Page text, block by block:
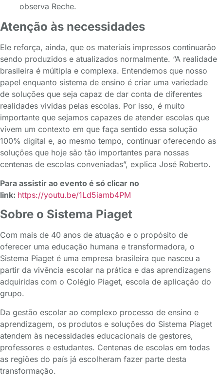
observa Reche.
Atenção às necessidades
Ele reforça, ainda, que os materiais impressos continuarão
sendo produzidos e atualizados normalmente. “A realidade
brasileira é múltipla e complexa. Entendemos que nosso
papel enquanto sistema de ensino é criar uma variedade
de soluções que seja capaz de dar conta de diferentes
realidades vividas pelas escolas. Por isso, é muito
importante que sejamos capazes de atender escolas que
vivem um contexto em que faça sentido essa solução
100% digital e, ao mesmo tempo, continuar oferecendo as
soluções que hoje são tão importantes para nossas
centenas de escolas conveniadas”, explica José Roberto.
Para assistir ao evento é só clicar no
link: https://youtu.be/1Ld5iamb4PM
Sobre o Sistema Piaget
Com mais de 40 anos de atuação e o propósito de
oferecer uma educação humana e transformadora, o
Sistema Piaget é uma empresa brasileira que nasceu a
partir da vivência escolar na prática e das aprendizagens
adquiridas com o Colégio Piaget, escola de aplicação do
grupo.
Da gestão escolar ao complexo processo de ensino e
aprendizagem, os produtos e soluções do Sistema Piaget
atendem às necessidades educacionais de gestores,
professores e estudantes. Centenas de escolas em todas
as regiões do país já escolheram fazer parte desta
transformação.